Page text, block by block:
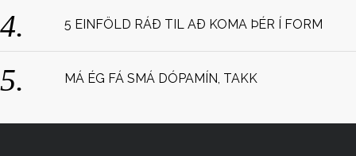
5 EINFÖLD RÁÐ TIL AÐ KOMA ÞÉR Í FORM
MÁ ÉG FÁ SMÁ DÓPAMÍN, TAKK
r